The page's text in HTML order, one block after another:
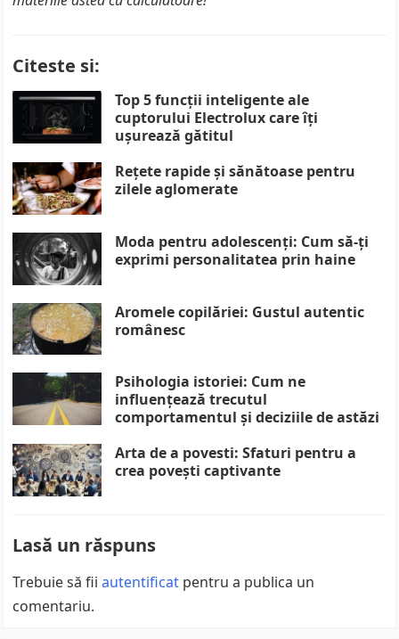
Citeste si:
Top 5 funcții inteligente ale
cuptorului Electrolux care îți
ușurează gătitul
Rețete rapide și sănătoase pentru
zilele aglomerate
Moda pentru adolescenți: Cum să-ți
exprimi personalitatea prin haine
Aromele copilăriei: Gustul autentic
românesc
Psihologia istoriei: Cum ne
influențează trecutul
comportamentul și deciziile de astăzi
Arta de a povesti: Sfaturi pentru a
crea povești captivante
Lasă un răspuns
Trebuie să fiiautentificat pentru a publica un
comentariu.